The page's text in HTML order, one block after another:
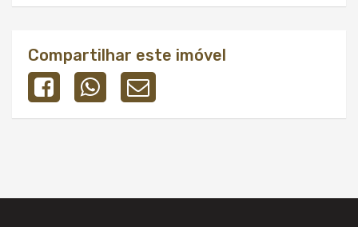
Compartilhar este imóvel